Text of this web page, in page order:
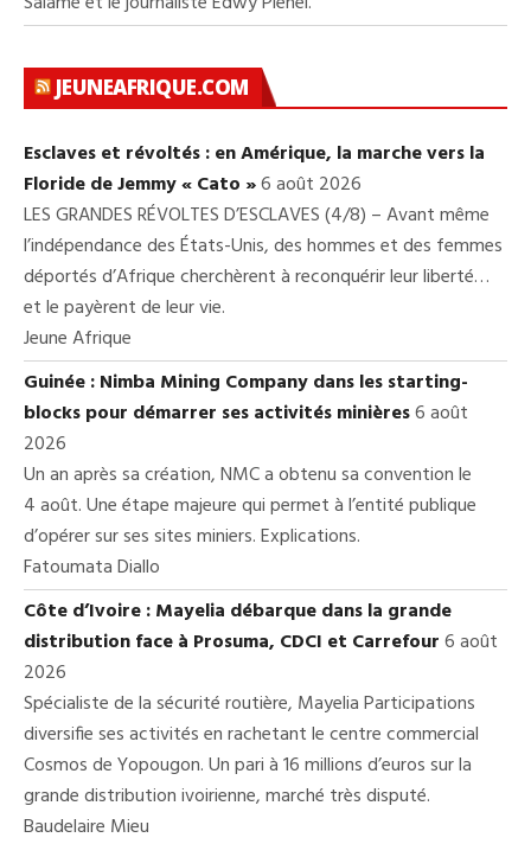
JEUNEAFRIQUE.COM
Esclaves et révoltés : en Amérique, la marche vers la
Floride de Jemmy « Cato »6 août 2026
LES GRANDES RÉVOLTES D’ESCLAVES (4/8) – Avant même
l’indépendance des États-Unis, des hommes et des femmes
déportés d’Afrique cherchèrent à reconquérir leur liberté…
et le payèrent de leur vie.
Jeune Afrique
Guinée : Nimba Mining Company dans les starting-
blocks pour démarrer ses activités minières6 août
2026
Un an après sa création, NMC a obtenu sa convention le
4 août. Une étape majeure qui permet à l’entité publique
d’opérer sur ses sites miniers. Explications.
Fatoumata Diallo
Côte d’Ivoire : Mayelia débarque dans la grande
distribution face à Prosuma, CDCI et Carrefour6 août
2026
Spécialiste de la sécurité routière, Mayelia Participations
diversifie ses activités en rachetant le centre commercial
Cosmos de Yopougon. Un pari à 16 millions d’euros sur la
grande distribution ivoirienne, marché très disputé.
Baudelaire Mieu